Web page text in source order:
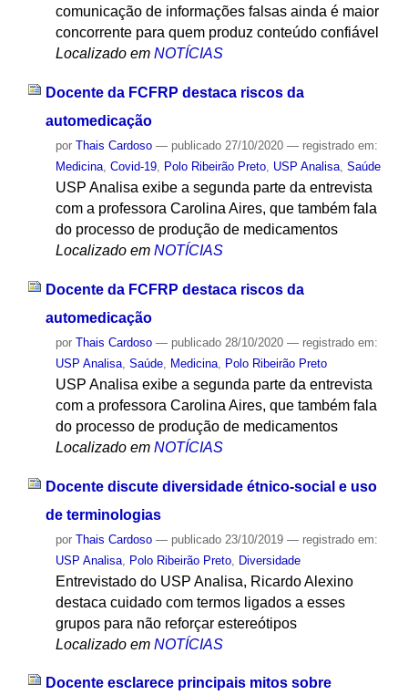
comunicação de informações falsas ainda é maior
concorrente para quem produz conteúdo confiável
Localizado em NOTÍCIAS
Docente da FCFRP destaca riscos da
automedicação
por Thais Cardoso — publicado27/10/2020 — registrado em:
Medicina, Covid-19, Polo Ribeirão Preto, USP Analisa, Saúde
USP Analisa exibe a segunda parte da entrevista
com a professora Carolina Aires, que também fala
do processo de produção de medicamentos
Localizado em NOTÍCIAS
Docente da FCFRP destaca riscos da
automedicação
por Thais Cardoso — publicado28/10/2020 — registrado em:
USP Analisa, Saúde, Medicina, Polo Ribeirão Preto
USP Analisa exibe a segunda parte da entrevista
com a professora Carolina Aires, que também fala
do processo de produção de medicamentos
Localizado em NOTÍCIAS
Docente discute diversidade étnico-social e uso
de terminologias
por Thais Cardoso — publicado23/10/2019 — registrado em:
USP Analisa, Polo Ribeirão Preto, Diversidade
Entrevistado do USP Analisa, Ricardo Alexino
destaca cuidado com termos ligados a esses
grupos para não reforçar estereótipos
Localizado em NOTÍCIAS
Docente esclarece principais mitos sobre